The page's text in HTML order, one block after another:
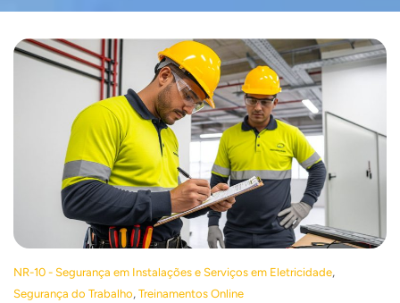
NR-10 - Segurança em Instalações e Serviços em Eletricidade,
Segurança do Trabalho, Treinamentos Online